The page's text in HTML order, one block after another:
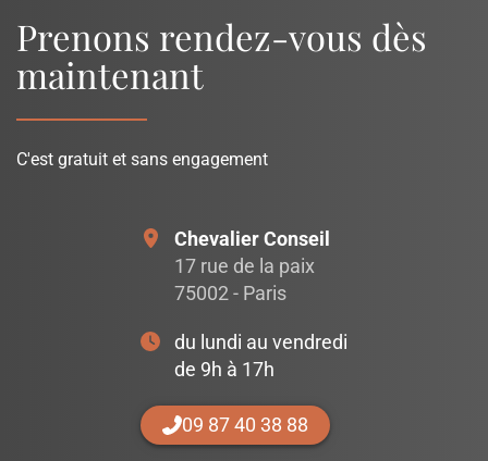
Prenons rendez-vous dès
maintenant
C'est gratuit et sans engagement
Chevalier Conseil
17 rue de la paix
75002 - Paris
du lundi au vendredi
de 9h à 17h
09 87 40 38 88